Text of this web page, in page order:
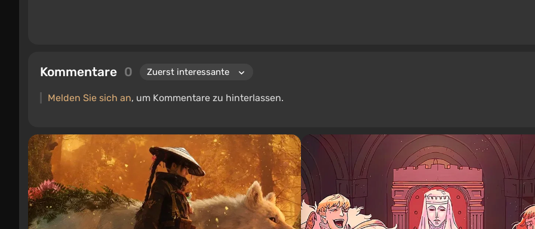
Kommentare 0
Melden Sie sich an, um Kommentare zu hinterlassen.